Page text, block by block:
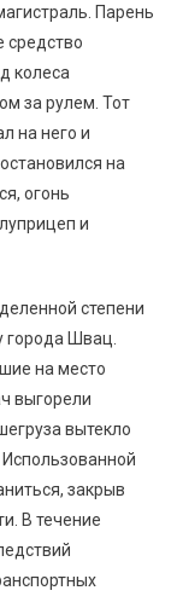
Парень
средство
колеса
за рулем. Тот
на него и
на
огонь
и
степени
города Швац.
на место
выгорели
вытекло
закрыв
В течение